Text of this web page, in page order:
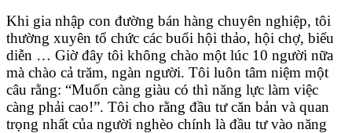
Khi gia nhập con đường bán hàng chuyên nghiệp, tôi
thường xuyên tổ chức các buổi hội thảo, hội chợ, biểu
diễn … Giờ đây tôi không chào một lúc 10 người nữa
mà chào cả trăm, ngàn người. Tôi luôn tâm niệm một
câu rằng: “Muốn càng giàu có thì năng lực làm việc
càng phải cao!”. Tôi cho rằng đầu tư căn bản và quan
trọng nhất của người nghèo chính là đầu tư vào năng